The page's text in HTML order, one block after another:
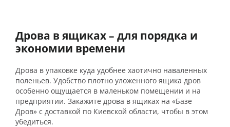
Дрова в ящиках – для порядка и
экономии времени
Дрова в упаковке куда удобнее хаотично наваленных
поленьев. Удобство плотно уложенного ящика дров
особенно ощущается в маленьком помещении и на
предприятии. Закажите дрова в ящиках на «Базе
Дров» с доставкой по Киевской области, чтобы в этом
убедиться.